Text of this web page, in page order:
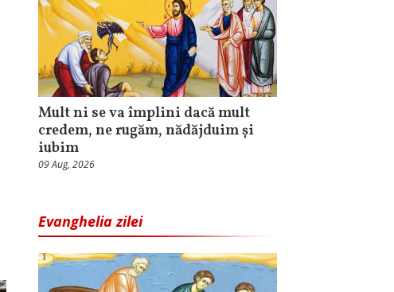
Mult ni se va împlini dacă mult
credem, ne rugăm, nădăjduim și
iubim
09 Aug, 2026
Evanghelia zilei